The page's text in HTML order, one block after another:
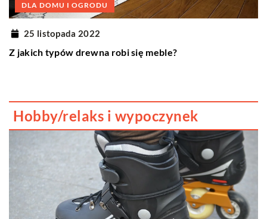
DLA DOMU I OGRODU
25 listopada 2022
Z jakich typów drewna robi się meble?
Hobby/relaks i wypoczynek